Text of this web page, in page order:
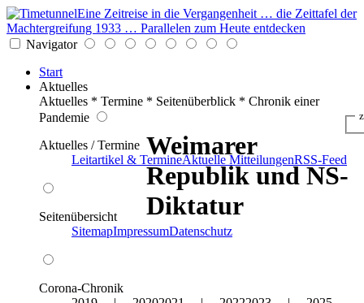
Eine Zeitreise in die Vergangenheit … die Zeittafel der
Machtergreifung 1933 … Parallelen zum Heute entdecken
Navigator
Start
Aktuelles
Aktuelles * Termine * Seitenüberblick * Chronik einer
Pandemie
Aktuelles / Termine
Leitartikel & TermineAktuelle MitteilungenRSS-Feed
Seitenübersicht
SitemapImpressumDatenschutz
Corona-Chronik
Weimarer
Republik und NS-
Diktatur